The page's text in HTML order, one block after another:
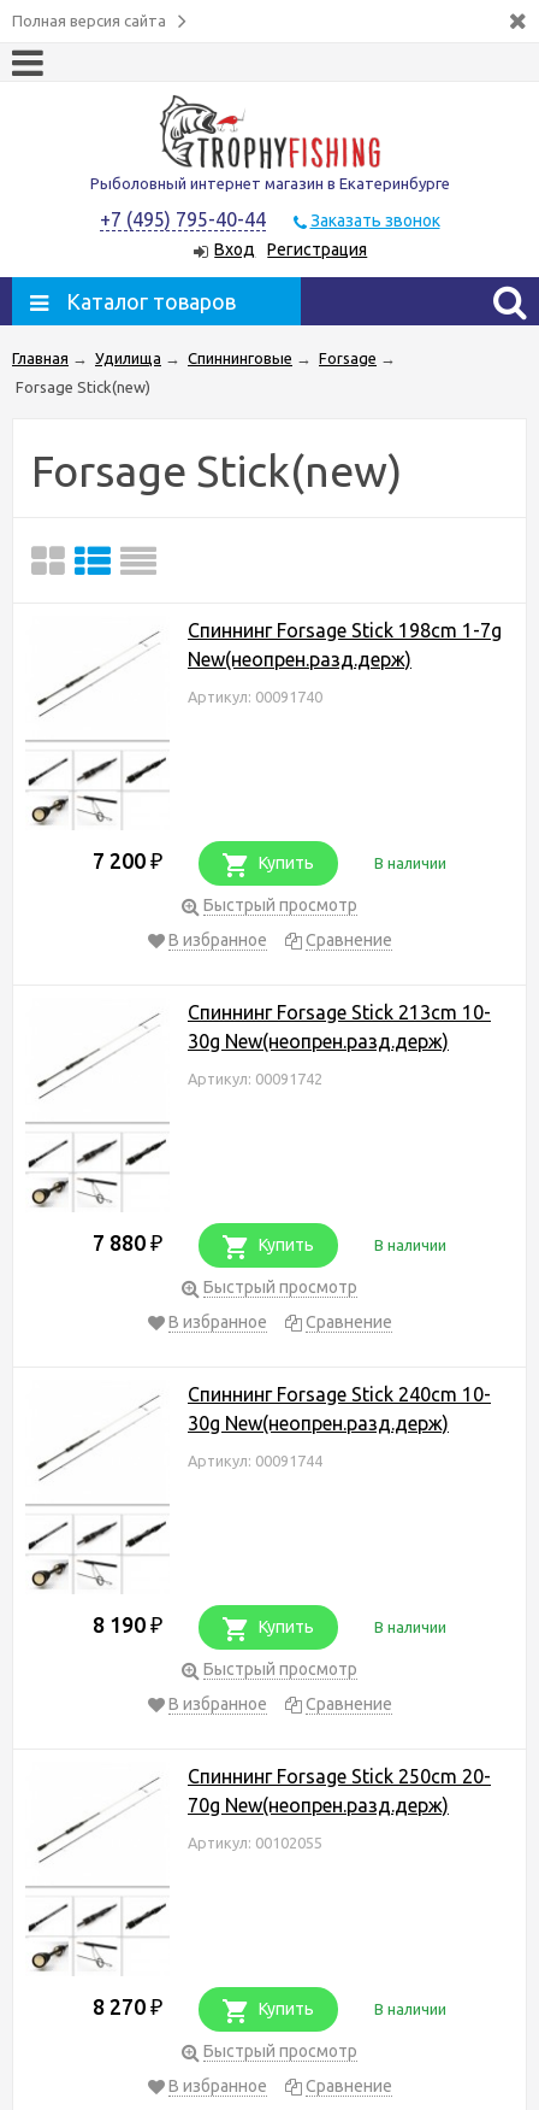
Полная версия сайта
Рыболовный интернет магазин в Екатеринбурге
+7 (495) 795-40-44
Заказать звонок
Вход
Регистрация
Каталог товаров
Главная → Удилища → Спиннинговые → Forsage →
Forsage Stick(new)
Forsage Stick(new)
Спиннинг Forsage Stick 198cm 1-7g
New(неопрен.разд.держ)
Артикул: 00091740
7 200 ₽ Купить В наличии
Быстрый просмотр
В избранное
Сравнение
Спиннинг Forsage Stick 213cm 10-
30g New(неопрен.разд.держ)
Артикул: 00091742
7 880 ₽ Купить В наличии
Быстрый просмотр
В избранное
Сравнение
Спиннинг Forsage Stick 240cm 10-
30g New(неопрен.разд.держ)
Артикул: 00091744
8 190 ₽ Купить В наличии
Быстрый просмотр
В избранное
Сравнение
Спиннинг Forsage Stick 250cm 20-
70g New(неопрен.разд.держ)
Артикул: 00102055
8 270 ₽ Купить В наличии
Быстрый просмотр
В избранное
Сравнение